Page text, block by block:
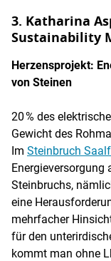
3. Katharina
Sustainability
Herzensprojekt:
von Steinen
20 % des
Gewicht des
Im Steinbruch
Energieversorgung
Steinbruchs,
eine
mehrfacher
für den
kommt man ohne